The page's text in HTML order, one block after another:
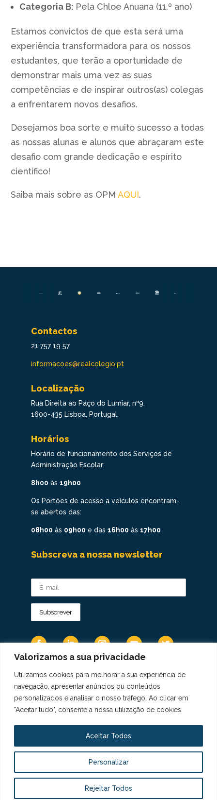
Valorizamos a sua privacidade
Utilizamos cookies para melhorar a sua experiência de
navegação, apresentar anúncios ou conteúdos
personalizados e analisar o nosso tráfego. Ao clicar em
"Aceitar tudo", consente a nossa utilização de cookies.
Personalizar
Rejeitar Todos
Aceitar Todos
Categoria B: Pela Chloe Anuana (11.º ano)
Estamos convictos de que esta será uma
experiência transformadora para os nossos
estudantes, que terão a oportunidade de
demonstrar mais uma vez as suas
competências e de inspirar outros(as) colegas
a enfrentarem novos desafios.
Desejamos boa sorte e muito sucesso a todas
as nossas alunas e alunos que abraçaram este
desafio com grande dedicação e espírito
científico!
Saiba mais sobre as OPMAQUI.
Contactos
21 757 19 57
informacoes@realcolegio.pt
Localização
Rua Direita ao Paço do Lumiar, nº9,
1600-435 Lisboa, Portugal.
Horários
Horário de funcionamento dos Serviços de
Administração Escolar:
8h00 às 19h00
Os Portões de acesso a veículos encontram-
se abertos das:
08h00 às 09h00 e das 16h00 às 17h00
Subscreva a nossa newsletter
Os Dados Pessoais são tratados de acordo
com a Diretiva 95/46/CE do Regulamento
Geral sobre a Proteção de Dados.
Copyright © 2021 Real Colégio de Portugal.
Todos os direitos revervados. Conheça a nossa
Política de Privacidadeaqui
Livro de Elogios, Sugestões e Reclamações
Canal de Denúncias